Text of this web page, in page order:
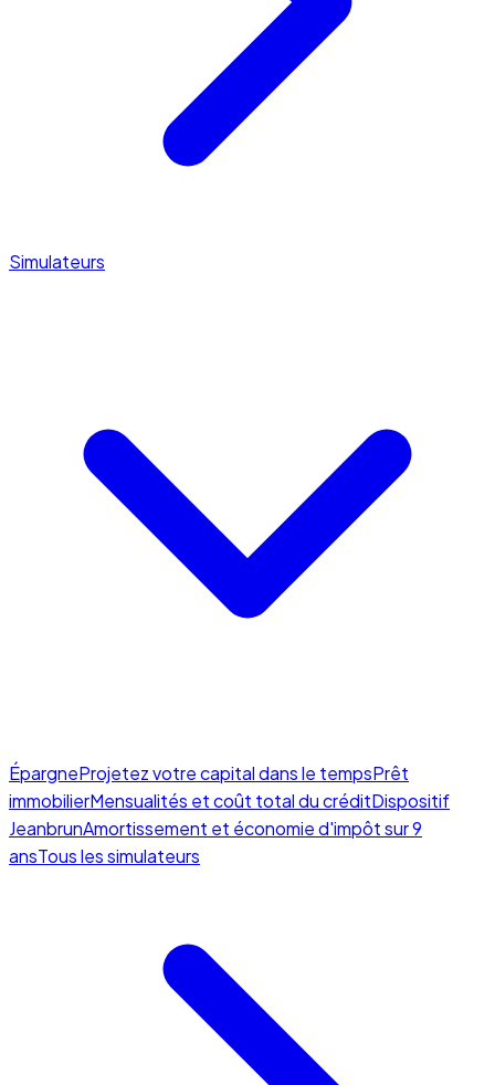
Simulateurs
ÉpargneProjetez votre capital dans le tempsPrêt
immobilierMensualités et coût total du créditDispositif
JeanbrunAmortissement et économie d'impôt sur 9
ansTous les simulateurs